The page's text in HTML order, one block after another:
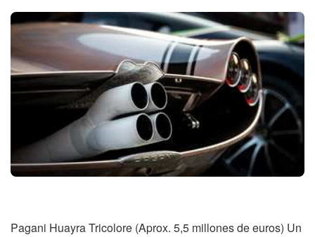
Pagani Huayra Tricolore (Aprox. 5,5 millones de euros) Un